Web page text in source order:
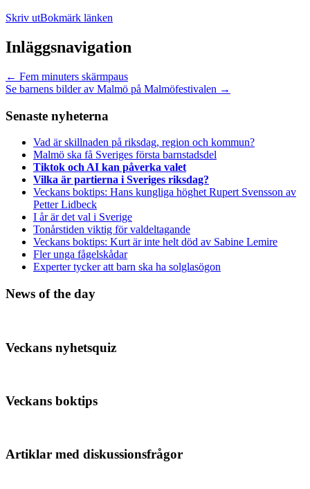
Skriv utBokmärk länken
Inläggsnavigation
← Fem minuters skärmpaus
Se barnens bilder av Malmö på Malmöfestivalen →
Senaste nyheterna
Vad är skillnaden på riksdag, region och kommun?
Malmö ska få Sveriges första barnstadsdel
Tiktok och AI kan påverka valet
Vilka är partierna i Sveriges riksdag?
Veckans boktips: Hans kungliga höghet Rupert Svensson av
Petter Lidbeck
I år är det val i Sverige
Tonårstiden viktig för valdeltagande
Veckans boktips: Kurt är inte helt död av Sabine Lemire
Fler unga fågelskådar
Experter tycker att barn ska ha solglasögon
News of the day
Veckans nyhetsquiz
Veckans boktips
Artiklar med diskussionsfrågor